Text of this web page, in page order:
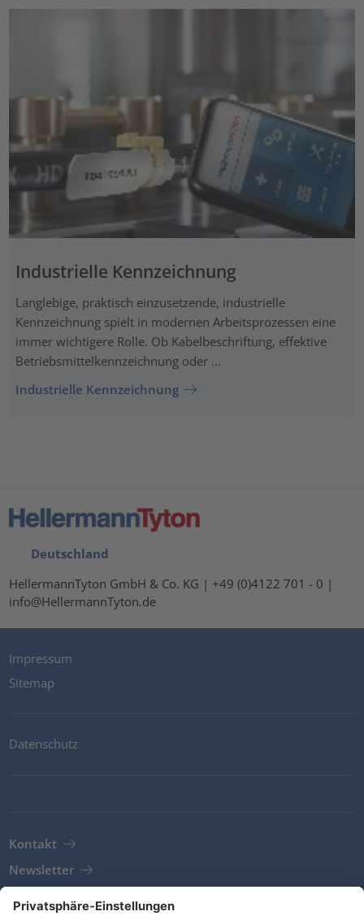
Industrielle Kennzeichnung
Langlebige, praktisch einzusetzende, industrielle
Kennzeichnung spielt in modernen Arbeitsprozessen eine
immer wichtigere Rolle. Ob Kabelbeschriftung, effektive
Betriebsmittelkennzeichnung oder ...
Industrielle Kennzeichnung
Deutschland
HellermannTyton GmbH & Co. KG | +49 (0)4122 701 - 0 |
info@HellermannTyton.de
Impressum
Sitemap
Datenschutz
Kontakt
Newsletter